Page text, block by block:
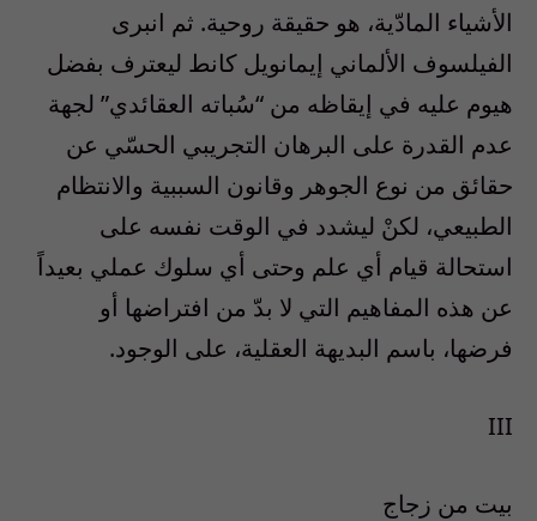
الأشياء المادّية، هو حقيقة روحية. ثم انبرى
الفيلسوف الألماني إيمانويل كانط ليعترف بفضل
هيوم عليه في إيقاظه من “سُباته العقائدي” لجهة
عدم القدرة على البرهان التجريبي الحسّي عن
حقائق من نوع الجوهر وقانون السببية والانتظام
الطبيعي، لكنْ ليشدد في الوقت نفسه على
استحالة قيام أي علم وحتى أي سلوك عملي بعيداً
عن هذه المفاهيم التي لا بدّ من افتراضها أو
فرضها، باسم البديهة العقلية، على الوجود.
III
بيت من زجاج